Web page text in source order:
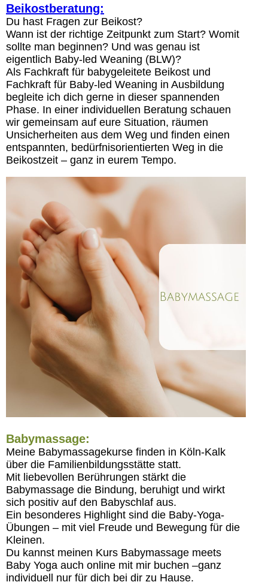
Beikostberatung:
Du hast Fragen zur Beikost?
Wann ist der richtige Zeitpunkt zum Start? Womit
sollte man beginnen? Und was genau ist
eigentlich Baby-led Weaning (BLW)?
Als Fachkraft für babygeleitete Beikost und
Fachkraft für Baby-led Weaning in Ausbildung
begleite ich dich gerne in dieser spannenden
Phase. In einer individuellen Beratung schauen
wir gemeinsam auf eure Situation, räumen
Unsicherheiten aus dem Weg und finden einen
entspannten, bedürfnisorientierten Weg in die
Beikostzeit – ganz in eurem Tempo.
Babymassage:
Meine Babymassagekurse finden in Köln-Kalk
über die Familienbildungsstätte statt.
Mit liebevollen Berührungen stärkt die
Babymassage die Bindung, beruhigt und wirkt
sich positiv auf den Babyschlaf aus.
Ein besonderes Highlight sind die Baby-Yoga-
Übungen – mit viel Freude und Bewegung für die
Kleinen.
Du kannst meinen Kurs Babymassage meets
Baby Yoga auch online mit mir buchen –ganz
individuell nur für dich bei dir zu Hause.